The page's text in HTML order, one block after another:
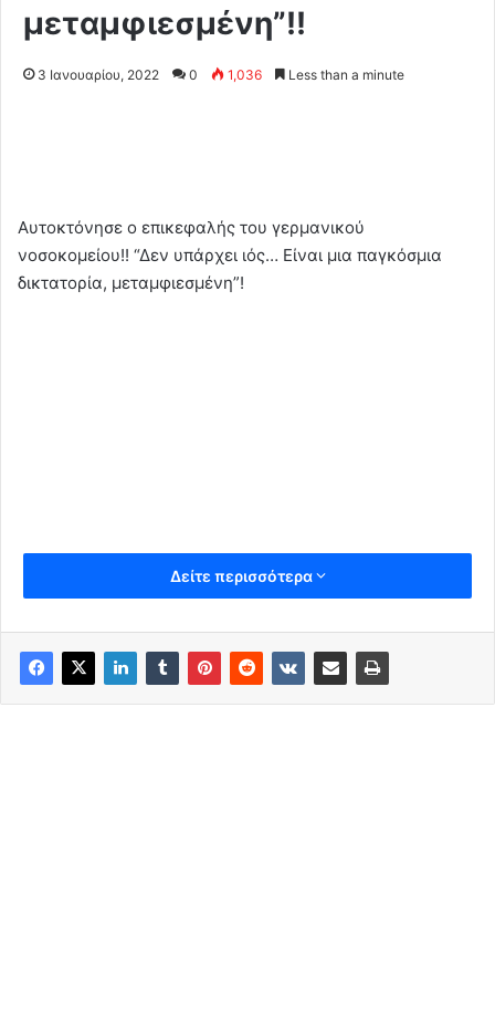
μεταμφιεσμένη”!!
3 Ιανουαρίου, 2022 0 1,036 Less than a minute
Αυτοκτόνησε ο επικεφαλής του γερμανικού
νοσοκομείου!! “Δεν υπάρχει ιός… Είναι μια παγκόσμια
δικτατορία, μεταμφιεσμένη”!
Δείτε περισσότερα